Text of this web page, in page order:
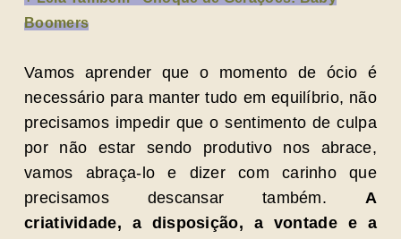
Boomers
Vamos aprender que o momento de ócio é
necessário para manter tudo em equilíbrio, não
precisamos impedir que o sentimento de culpa
por não estar sendo produtivo nos abrace,
vamos abraça-lo e dizer com carinho que
precisamos descansar também. A
criatividade, a disposição, a vontade e a